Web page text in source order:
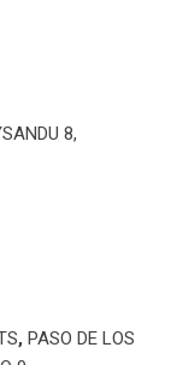
8,
, PASO DE LOS